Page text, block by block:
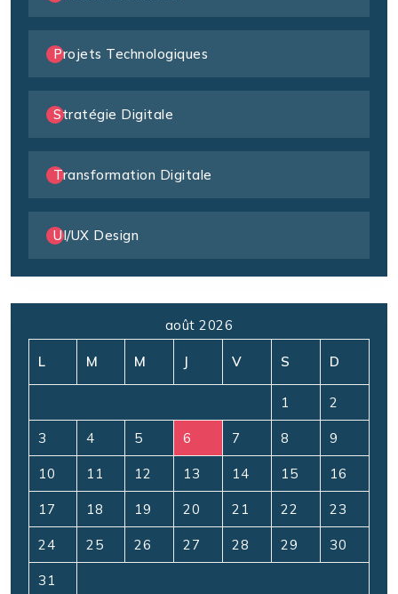
Projets Technologiques
Stratégie Digitale
Transformation Digitale
UI/UX Design
août 2026
L M M J V S D
1 2
3 4 5 6 7 8 9
10 11 12 13 14 15 16
17 18 19 20 21 22 23
24 25 26 27 28 29 30
31